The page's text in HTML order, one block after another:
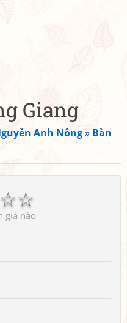
Giang
Anh Nông» Bàn
☆
☆
giá nào